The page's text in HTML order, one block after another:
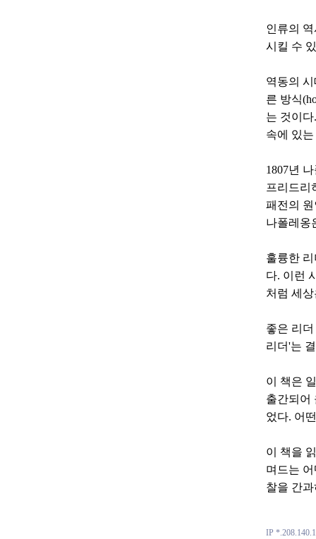
인류의
시킬 수
역동의
른 방식
는 것이
속에 있
1807년
프리드리
패전의
나폴레옹
훌륭한
다. 이런
처럼 세
좋은 리
리더'는
이 책은
출간되어
었다. 어
이 책을
며드는
찰을 간
IP